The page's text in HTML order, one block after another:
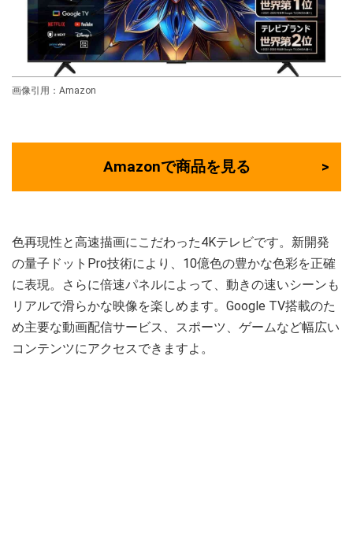
画像引用：Amazon
Amazonで商品を見る
色再現性と高速描画にこだわった4Kテレビです。新開発
の量子ドットPro技術により、10億色の豊かな色彩を正確
に表現。さらに倍速パネルによって、動きの速いシーンも
リアルで滑らかな映像を楽しめます。Google TV搭載のた
め主要な動画配信サービス、スポーツ、ゲームなど幅広い
コンテンツにアクセスできますよ。